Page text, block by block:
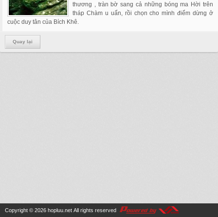
thương , tràn bờ sang cả những bóng ma Hời trên
tháp Chàm u uẩn, rồi chọn cho mình điểm dừng ở
cuộc duy tân của Bích Khê.
Quay lại
Copyright © 2026 hopluu.net All rights reserved